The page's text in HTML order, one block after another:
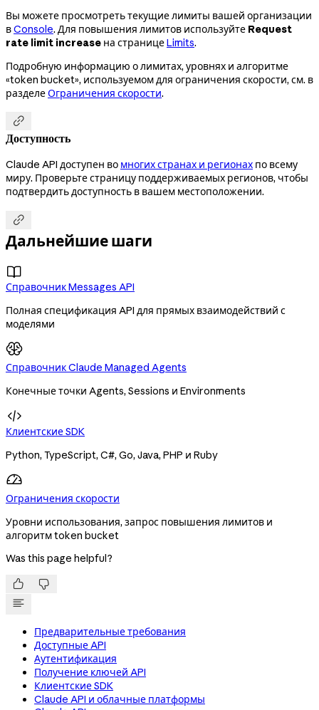
Вы можете просмотреть текущие лимиты вашей организации
вConsole. Для повышения лимитов используйте Request
rate limit increase на страницеLimits.
Подробную информацию о лимитах, уровнях и алгоритме
«token bucket», используемом для ограничения скорости, см. в
разделеОграничения скорости.

Доступность
Claude API доступен во многих странах и регионах по всему
миру. Проверьте страницу поддерживаемых регионов, чтобы
подтвердить доступность в вашем местоположении.

Дальнейшие шаги

Справочник Messages API
Полная спецификация API для прямых взаимодействий с
моделями
Справочник Claude Managed Agents
Конечные точки Agents, Sessions и Environments

Клиентские SDK
Python, TypeScript, C#, Go, Java, PHP и Ruby
Ограничения скорости
Уровни использования, запрос повышения лимитов и
алгоритм token bucket
Was this page helpful?
 
Предварительные требования
Доступные API
Аутентификация
Получение ключей API
Клиентские SDK
Claude API и облачные платформы